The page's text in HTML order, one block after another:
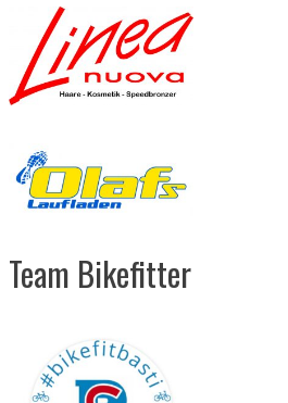
Team Bikefitter